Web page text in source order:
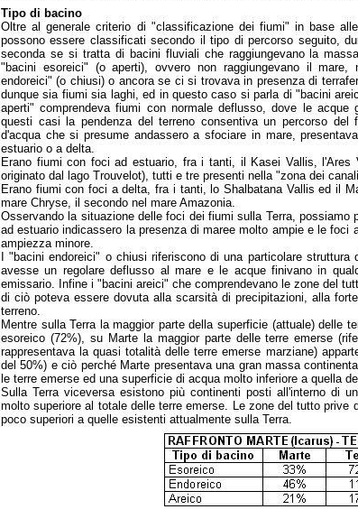
Tipo di bacino
Oltre al generale criterio di "classificazione dei fiumi" in base
possono essere classificati secondo il tipo di percorso seguito,
seconda se si tratta di bacini fluviali che raggiungevano la
"bacini esoreici" (o aperti), ovvero non raggiungevano il
endoreici" (o chiusi) o ancora se ci si trovava in presenza di
dunque sia fiumi sia laghi, ed in questo caso si parla di "bacini
aperti" comprendeva fiumi con normale deflusso, dove le acque
questi casi la pendenza del terreno consentiva un percorso
d'acqua che si presume andassero a sfociare in mare,
estuario o a delta.
Erano fiumi con foci ad estuario, fra i tanti, il Kasei Vallis, l'Ares
originato dal lago Trouvelot), tutti e tre presenti nella "zona dei
Erano fiumi con foci a delta, fra i tanti, lo Shalbatana Vallis ed il
mare Chryse, il secondo nel mare Amazonia.
Osservando la situazione delle foci dei fiumi sulla Terra, possiamo
ad estuario indicassero la presenza di maree molto ampie e le foci
ampiezza minore.
I "bacini endoreici" o chiusi riferiscono di una particolare struttura
avesse un regolare deflusso al mare e le acque finivano in
emissario. Infine i "bacini areici" che comprendevano le zone del
di ciò poteva essere dovuta alla scarsità di precipitazioni, alla
terreno.
Mentre sulla Terra la maggior parte della superficie (attuale) delle
esoreico (72%), su Marte la maggior parte delle terre emerse
rappresentava la quasi totalità delle terre emerse marziane)
del 50%) e ciò perché Marte presentava una gran massa
le terre emerse ed una superficie di acqua molto inferiore a quella
Sulla Terra viceversa esistono più continenti posti all'interno di
molto superiore al totale delle terre emerse. Le zone del tutto prive
poco superiori a quelle esistenti attualmente sulla Terra.